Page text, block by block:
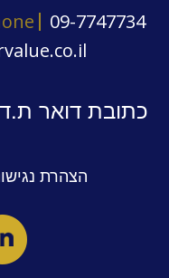
09-7747734
כתובת דואר ת.ד 18 כפר חיים, 4294500
הצהרת